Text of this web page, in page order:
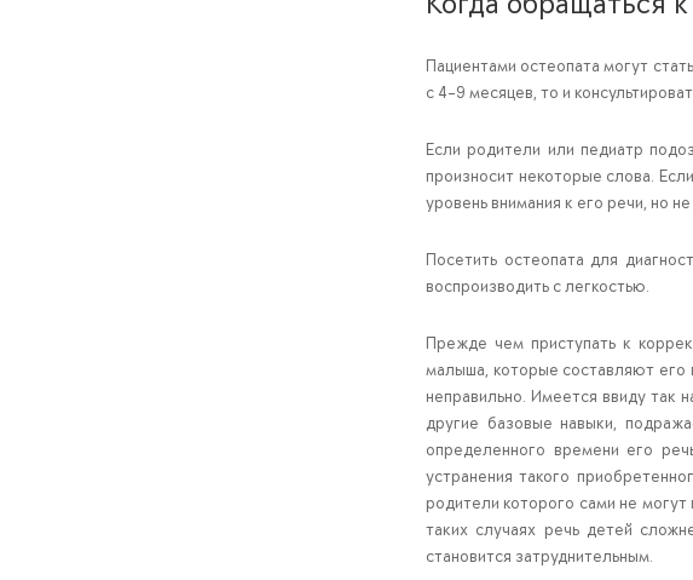
Пациентами остеопата могут
с 4-9 месяцев, то и
Если родители или педиатр
произносит некоторые слова.
уровень внимания к его речи, но
Посетить остеопата для
воспроизводить с легкостью.
Прежде чем приступать к
малыша, которые составляют его
неправильно. Имеется ввиду так
другие базовые навыки,
определенного времени его
устранения такого
родители которого сами не могут
таких случаях речь детей
становится затруднительным.